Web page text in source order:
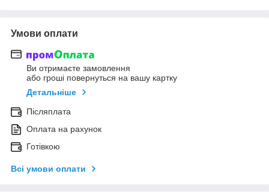
Умови оплати
Ви отримаєте замовлення
або гроші повернуться на вашу картку
Детальніше
Післяплата
Оплата на рахунок
Готівкою
Всі умови оплати